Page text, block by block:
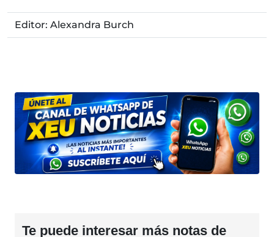
Editor: Alexandra Burch
Te puede interesar más notas de